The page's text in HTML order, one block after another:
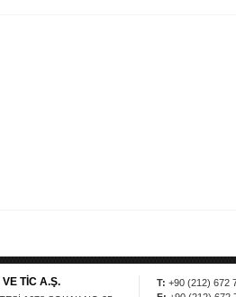
TİC A.Ş. T:+90 (212) 672